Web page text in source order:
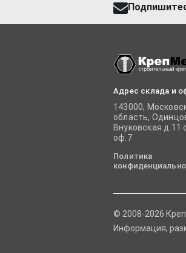
Адрес склада и
143000,
область,
Внуковская д.11
оф.7
Политика
© 2008-2026
Информация,